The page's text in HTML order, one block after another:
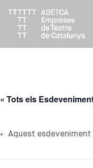
« Tots els
Aquest esdeveniment